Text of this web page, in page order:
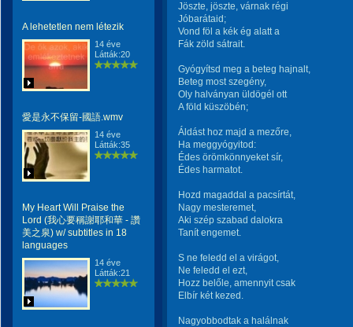
A lehetetlen nem létezik
14 éve
Látták:20
愛是永不保留-國語.wmv
14 éve
Látták:35
My Heart Will Praise the
Lord (我心要稱謝耶和華 - 讚
美之泉) w/ subtitles in 18
languages
14 éve
Látták:21
Jöszte, jöszte, várnak régi
Jóbarátaid;
Vond föl a kék ég alatt a
Fák zöld sátrait.
Gyógyítsd meg a beteg hajnalt,
Beteg most szegény,
Oly halványan üldögél ott
A föld küszöbén;
Áldást hoz majd a mezőre,
Ha meggyógyitod:
Édes örömkönnyeket sír,
Édes harmatot.
Hozd magaddal a pacsírtát,
Nagy mesteremet,
Aki szép szabad dalokra
Tanít engemet.
S ne feledd el a virágot,
Ne feledd el ezt,
Hozz belőle, amennyit csak
Elbír két kezed.
Nagyobbodtak a halálnak